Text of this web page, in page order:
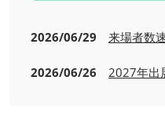
2026/06/29 来場者数
2026/06/26 2027年出